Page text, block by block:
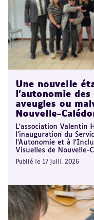
Une nouvelle
l’autonomie
aveugles ou
Nouvelle-
L’association Valentin
l’inauguration du
l’Autonomie et à
Visuelles de Nouvelle-
Publié le 17 juill. 2026